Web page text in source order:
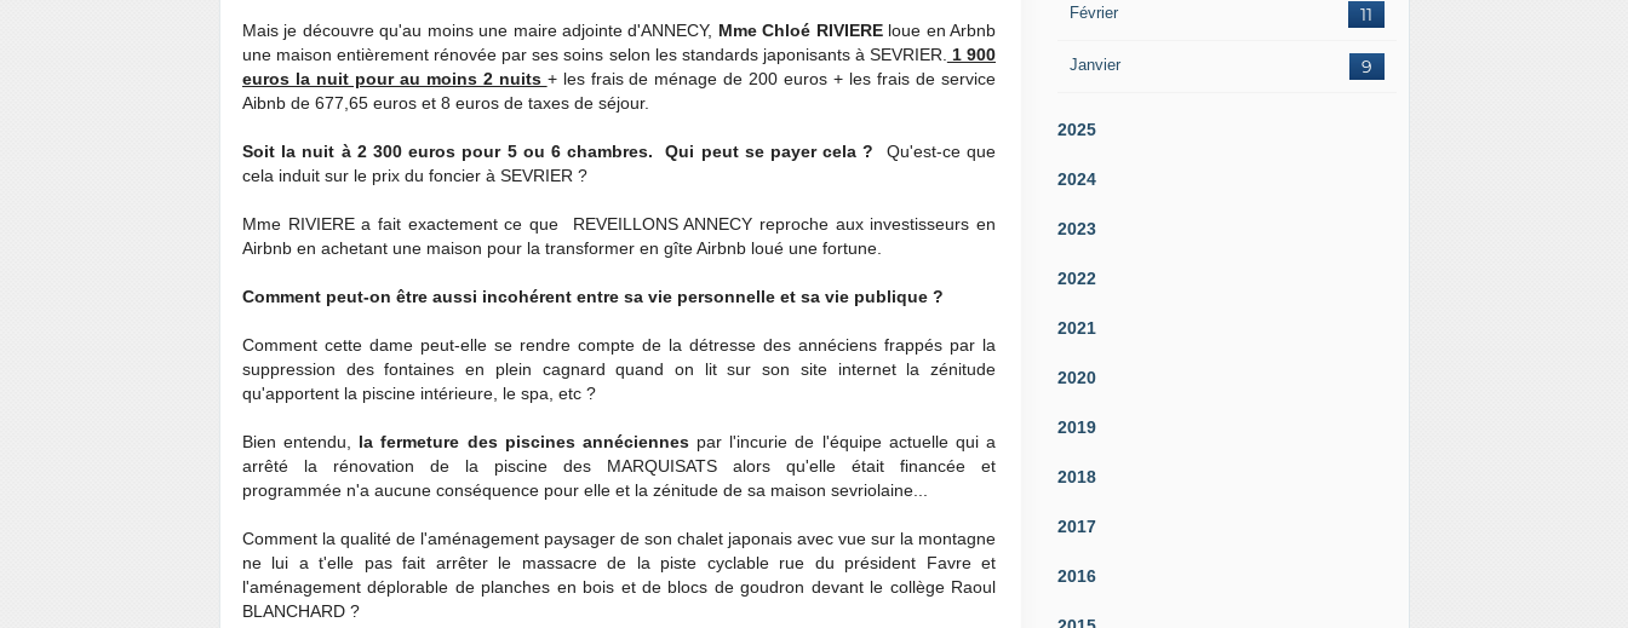
Mais je découvre qu'au moins une maire adjointe d'ANNECY, Mme Chloé RIVIEREloue en Arbnb
une maison entièrement rénovée par ses soins selon les standards japonisants à SEVRIER.
1 900
euros la nuit pour au moins 2 nuits + les frais de ménage de 200 euros + les frais de service
Aibnb de 677,65 euros et 8 euros de taxes de séjour.
Soit la nuit à 2 300 euros pour 5 ou 6 chambres. Qui peut se payer cela ?
Qu'est-ce que
cela induit sur le prix du foncier à SEVRIER ?
Mme RIVIERE a fait exactement ce que REVEILLONS ANNECY reproche aux investisseurs en
Airbnb en achetant une maison pour la transformer en gîte Airbnb loué une fortune.
Comment peut-on être aussi incohérent entre sa vie personnelle et sa vie publique ?
Comment cette dame peut-elle se rendre compte de la détresse des annéciens frappés par la
suppression des fontaines en plein cagnard quand on lit sur son site internet la zénitude
qu'apportent la piscine intérieure, le spa, etc ?
Bien entendu, la fermeture des piscines annéciennespar l'incurie de l'équipe actuelle qui a
arrêté la rénovation de la piscine des MARQUISATS alors qu'elle était financée et
programmée n'a aucune conséquence pour elle et la zénitude de sa maison sevriolaine...
Comment la qualité de l'aménagement paysager de son chalet japonais avec vue sur la montagne
ne lui a t'elle pas fait arrêter le massacre de la piste cyclable rue du président Favre et
l'aménagement déplorable de planches en bois et de blocs de goudron devant le collège Raoul
BLANCHARD ?
Février 11
Janvier 9
2025
2024
2023
2022
2021
2020
2019
2018
2017
2016